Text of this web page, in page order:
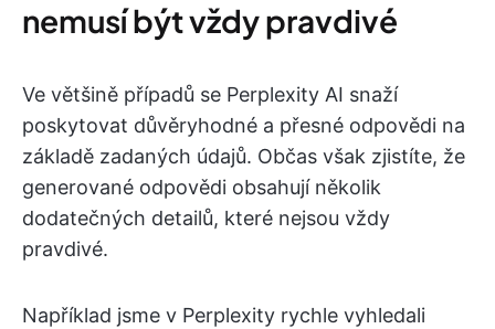
nemusí být vždy pravdivé
Ve většině případů se Perplexity AI snaží
poskytovat důvěryhodné a přesné odpovědi na
základě zadaných údajů. Občas však zjistíte, že
generované odpovědi obsahují několik
dodatečných detailů, které nejsou vždy
pravdivé.
Například jsme v Perplexity rychle vyhledali